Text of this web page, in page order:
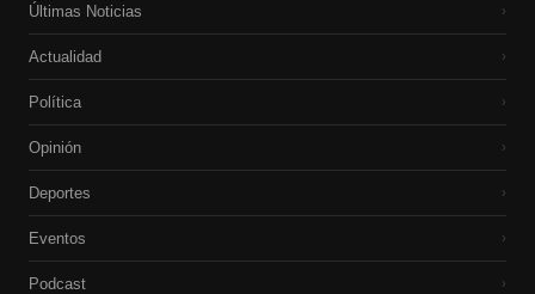
Últimas Noticias ›
Actualidad ›
Política ›
Opinión ›
Deportes ›
Eventos ›
Podcast ›